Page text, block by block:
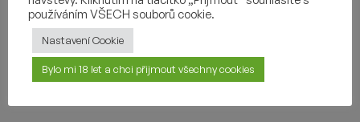
OTHER INFORMATION
používáním VŠECH souborů cookie.
Nastavení Cookie
Bylo mi 18 let a chci přijmout všechny cookies